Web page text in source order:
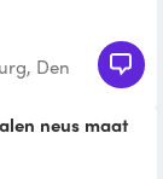
Den